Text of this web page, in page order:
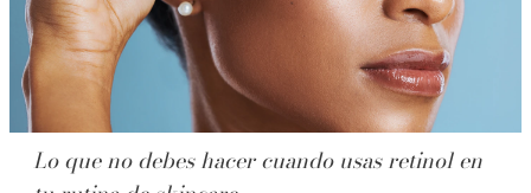
Lo que no debes hacer cuando usas retinol en